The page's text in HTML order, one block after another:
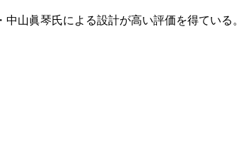
山眞琴氏による設計が高い評価を得ている。